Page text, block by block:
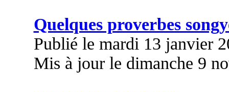
Quelques proverbes
Publié le mardi 13 janvier
Mis à jour le dimanche 9